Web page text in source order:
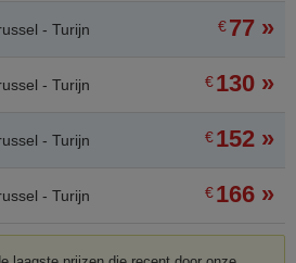
- Turijn €77 »
- Turijn €130 »
- Turijn €152 »
- Turijn €166 »